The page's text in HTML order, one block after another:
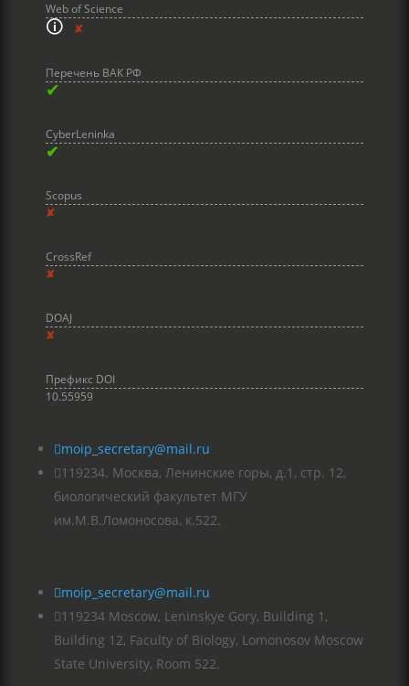
Web of Science
🛈✘
Перечень ВАК РФ
✔
CyberLeninka
✔
Scopus
✘
CrossRef
✘
DOAJ
✘
Префикс DOI
10.55959
moip_secretary@mail.ru
119234. Москва, Ленинские горы, д.1, стр. 12,
биологический факультет МГУ
им.М.В.Ломоносова, к.522.
moip_secretary@mail.ru
119234 Moscow, Leninskye Gory, Building 1,
Building 12, Faculty of Biology, Lomonosov Moscow
State University, Room 522.